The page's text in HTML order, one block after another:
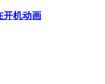
开机动画